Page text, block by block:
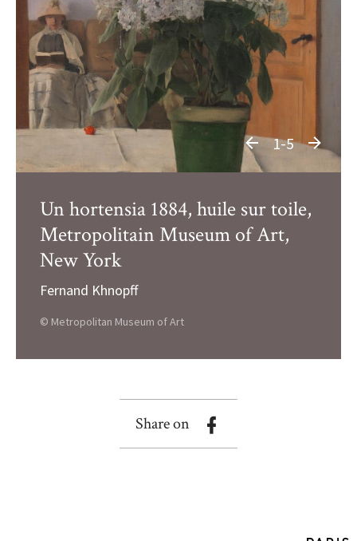
Un hortensia 1884, huile sur toile,
Metropolitain Museum of Art,
New York
Fernand Khnopff
© Metropolitan Museum of Art
1-5
Share on